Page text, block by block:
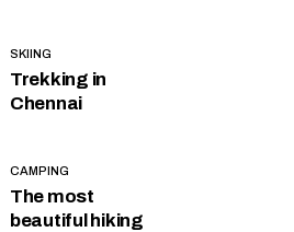
SKIING
Trekking in
Chennai
CAMPING
The most
beautiful hiking